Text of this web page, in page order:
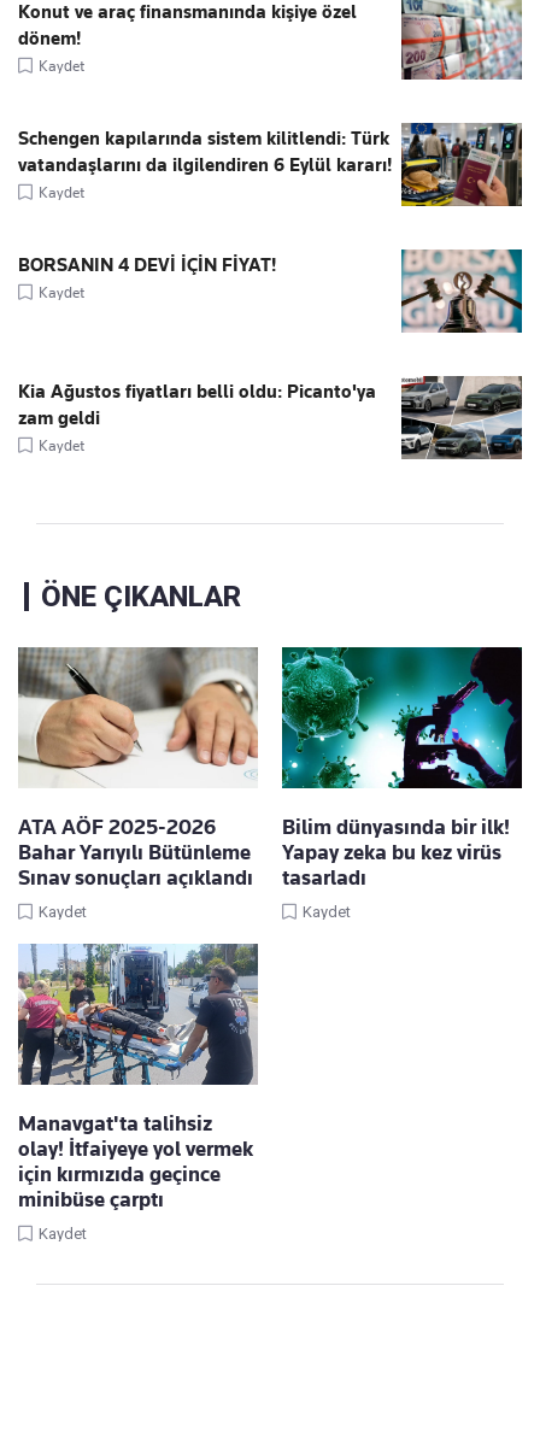
Konut ve araç finansmanında kişiye özel
dönem!
Kaydet
Schengen kapılarında sistem kilitlendi: Türk
vatandaşlarını da ilgilendiren 6 Eylül kararı!
Kaydet
BORSANIN 4 DEVİ İÇİN FİYAT!
Kaydet
Kia Ağustos fiyatları belli oldu: Picanto'ya
zam geldi
Kaydet
ÖNE ÇIKANLAR
ATA AÖF 2025-2026
Bahar Yarıyılı Bütünleme
Sınav sonuçları açıklandı
Kaydet
Bilim dünyasında bir ilk!
Yapay zeka bu kez virüs
tasarladı
Kaydet
Manavgat'ta talihsiz
olay! İtfaiyeye yol vermek
için kırmızıda geçince
minibüse çarptı
Kaydet